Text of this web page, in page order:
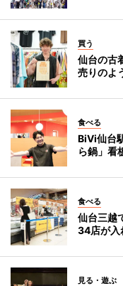
買う
仙台の古
売りのよ
食べる
BiVi仙台
ら鍋」看
食べる
仙台三越
34店が入
見る・遊ぶ